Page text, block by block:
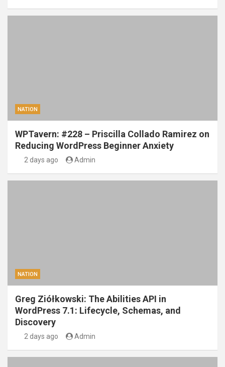
NATION
WPTavern: #228 – Priscilla Collado Ramirez on
Reducing WordPress Beginner Anxiety
2 days ago Admin
NATION
Greg Ziółkowski: The Abilities API in
WordPress 7.1: Lifecycle, Schemas, and
Discovery
2 days ago Admin